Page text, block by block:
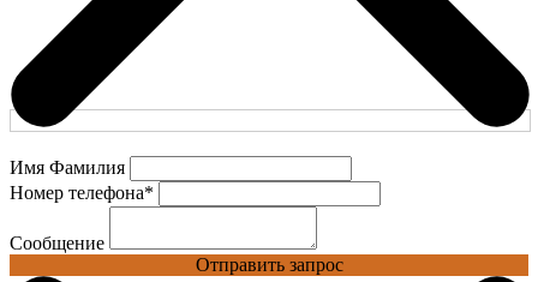
Имя Фамилия
Номер телефона*
Сообщение
Отправить запрос